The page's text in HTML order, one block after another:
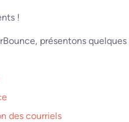
!
présentons quelques
des courriels